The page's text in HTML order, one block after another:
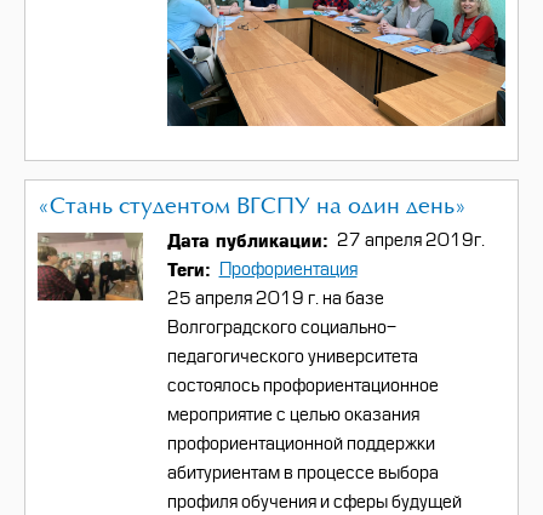
«Стань студентом ВГСПУ на один день»
Дата публикации 27 апреля 2019г.
Теги
Профориентация
25 апреля 2019 г. на базе
Волгоградского социально-
педагогического университета
состоялось профориентационное
мероприятие с цельюоказания
профориентационной поддержки
абитуриентам в процессе выбора
профиля обучения и сферы будущей